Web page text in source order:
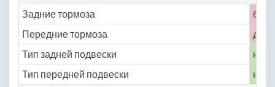
Задние тормоза
Передние тормоза
Тип задней подвески
Тип передней подвески